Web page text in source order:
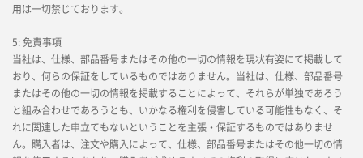
用は一切禁じております。
5: 免責事項
当社は、仕様、部品番号またはその他の一切の情報を現状有姿にて掲載して
おり、何らの保証をしているものではありません。当社は、仕様、部品番号
またはその他の一切の情報を掲載することによって、それらが単独であろう
と組み合わせであろうとも、いかなる権利を侵害している可能性もなく、そ
れに関連した申立てもないということを主張・保証するものではありませ
ん。購入者は、注文や購入によって、仕様、部品番号またはその他一切の情